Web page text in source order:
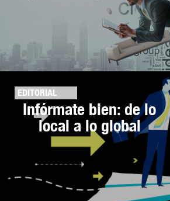
EDITORIAL
Infórmate bien: de lo
local a lo global